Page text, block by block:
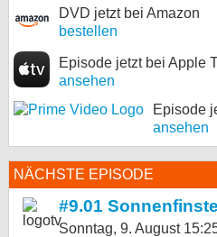
DVD jetzt bei Amazon
bestellen
Episode jetzt bei Apple
ansehen
Episode
ansehen
NÄCHSTE EPISODE
#9.01
Sonntag, 9. August